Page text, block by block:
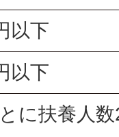
以下
以下
に扶養人